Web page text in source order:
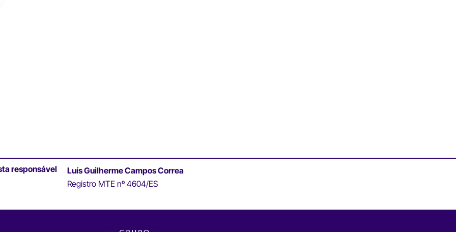
responsável
Luís Guilherme Campos Correa
Registro MTE nº 4604/ES